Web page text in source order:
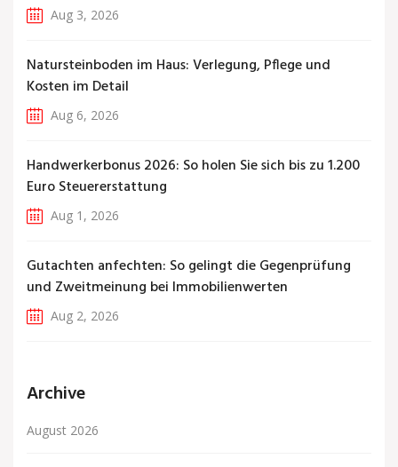
Aug 3, 2026
Natursteinboden im Haus: Verlegung, Pflege und
Kosten im Detail
Aug 6, 2026
Handwerkerbonus 2026: So holen Sie sich bis zu 1.200
Euro Steuererstattung
Aug 1, 2026
Gutachten anfechten: So gelingt die Gegenprüfung
und Zweitmeinung bei Immobilienwerten
Aug 2, 2026
Archive
August 2026